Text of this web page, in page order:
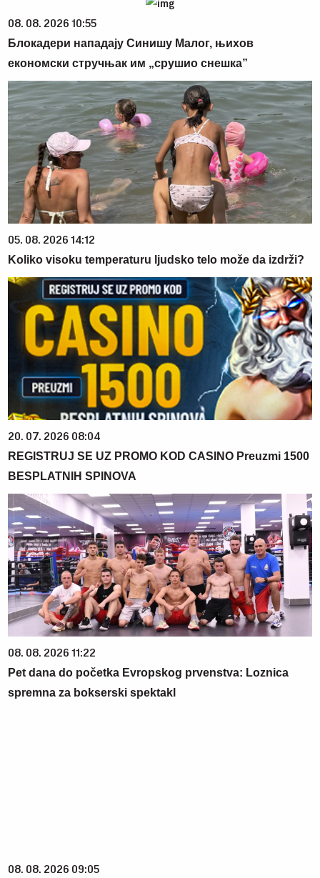
08. 08. 2026 10:55
Блокадери нападају Синишу Малог, њихов
економски стручњак им „срушио снешка”
05. 08. 2026 14:12
Koliko visoku temperaturu ljudsko telo može da izdrži?
20. 07. 2026 08:04
REGISTRUJ SE UZ PROMO KOD CASINO Preuzmi 1500
BESPLATNIH SPINOVA
08. 08. 2026 11:22
Pet dana do početka Evropskog prvenstva: Loznica
spremna za bokserski spektakl
08. 08. 2026 09:05